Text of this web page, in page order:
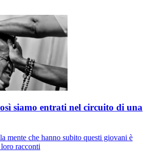
siamo entrati nel circuito di una
mente che hanno subito questi giovani è
racconti